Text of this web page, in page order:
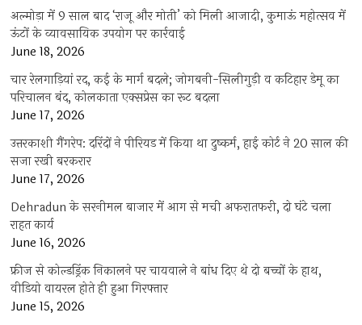
अल्मोड़ा में 9 साल बाद ‘राजू और मोती’ को मिली आजादी, कुमाऊं महोत्सव में
ऊंटों के व्यावसायिक उपयोग पर कार्रवाई
June 18, 2026
चार रेलगाड़ियां रद, कई के मार्ग बदले; जोगबनी-सिलीगुड़ी व कटिहार डेमू का
परिचालन बंद, कोलकाता एक्सप्रेस का रूट बदला
June 17, 2026
उत्तरकाशी गैंगरेप: दरिंदों ने पीरियड में किया था दुष्कर्म, हाई कोर्ट ने 20 साल की
सजा रखी बरकरार
June 17, 2026
Dehradun के सरनीमल बाजार में आग से मची अफरातफरी, दो घंटे चला
राहत कार्य
June 16, 2026
फ्रीज से कोल्डड्रिंक निकालने पर चायवाले ने बांध दिए थे दो बच्चों के हाथ,
वीडियो वायरल होते ही हुआ गिरफ्तार
June 15, 2026